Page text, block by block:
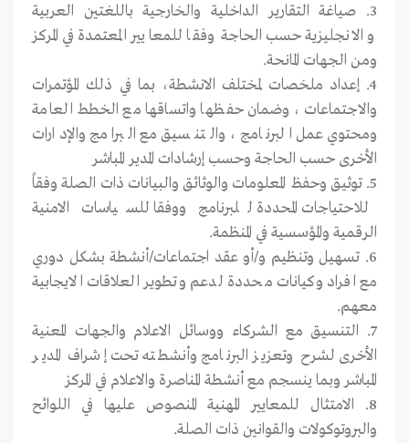
3. صياغة التقارير الداخلية والخارجية باللغتين العربية
والانجليزية حسب الحاجة وفقا للمعايير المعتمدة في المركز
ومن الجهات المانحة.
4. إعداد ملخصات لمختلف الانشطة، بما في ذلك المؤتمرات
والاجتماعات ، وضمان حفظها واتساقها مع الخطط العامة
ومحتوي عمل البرنامج ، والتنسيق مع البرامج والإدارات
الأخرى حسب الحاجة وحسب إرشادات المدير المباشر
5. توثيق وحفظ المعلومات والوثائق والبيانات ذات الصلة وفقاً
للاحتياجات المحددة للبرنامج ووفقا للسياسات الامنية
الرقمية والمؤسسية في المنظمة.
6. تسهيل وتنظيم و/أو عقد اجتماعات/أنشطة بشكل دوري
مع افراد وكيانات محددة لدعم وتطوير العلاقات الايجابية
معهم.
7. التنسيق مع الشركاء ووسائل الاعلام والجهات المعنية
الأخرى لشرح وتعزيز البرنامج وأنشطته تحت إشراف المدير
المباشر وبما ينسجم مع أنشطة المناصرة والاعلام في المركز
8. الامتثال للمعايير المهنية المنصوص عليها في اللوائح
والبروتوكولات والقوانين ذات الصلة.